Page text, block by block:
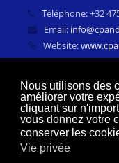
Nous utilisons des
améliorer votre
cliquant sur
vous donnez votre
conserver les
Vie privée
Téléphone:+32
Email:
Website:
Accueil Nos
Contact